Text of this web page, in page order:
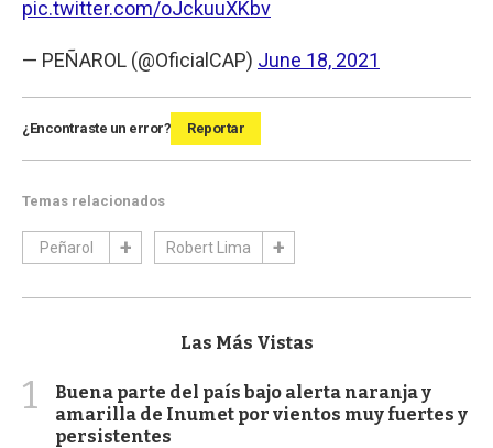
pic.twitter.com/oJckuuXKbv
— PEÑAROL (@OficialCAP) June 18, 2021
¿Encontraste un error? Reportar
Temas relacionados
Peñarol Robert Lima
Las Más Vistas
1
Buena parte del país bajo alerta naranja y
amarilla de Inumet por vientos muy fuertes y
persistentes